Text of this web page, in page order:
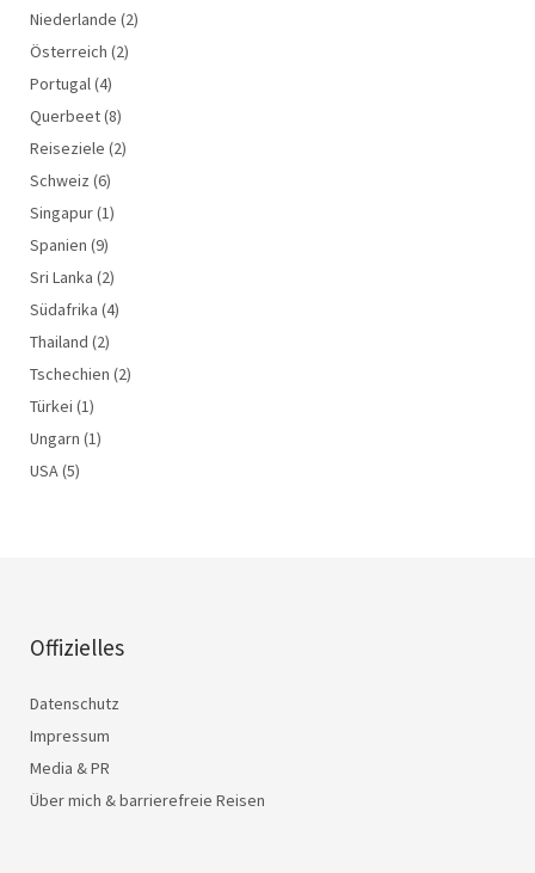
Niederlande (2)
Österreich (2)
Portugal(4)
Querbeet(8)
Reiseziele (2)
Schweiz (6)
Singapur(1)
Spanien (9)
Sri Lanka (2)
Südafrika (4)
Thailand (2)
Tschechien (2)
Türkei (1)
Ungarn (1)
USA(5)
Offizielles
Datenschutz
Impressum
Media & PR
Über mich & barrierefreie Reisen